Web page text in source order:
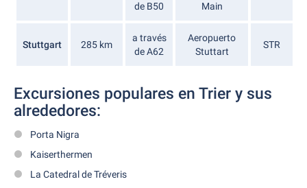
de B50
Main
Stuttgart 285 km
a través
de A62
Aeropuerto
Stuttart
STR
Excursiones populares en Trier y sus
alrededores:
Porta Nigra
Kaiserthermen
La Catedral de Tréveris